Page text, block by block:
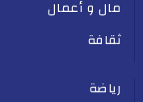
مال و أعمال
ثقافة
رياضة